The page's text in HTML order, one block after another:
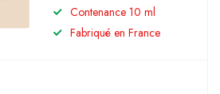
Contenance 10 ml
Fabriqué en France